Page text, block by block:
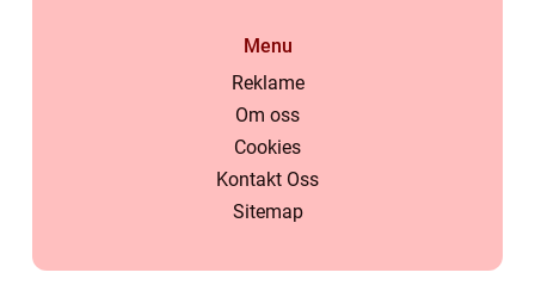
Menu
Reklame
Om oss
Cookies
Kontakt Oss
Sitemap